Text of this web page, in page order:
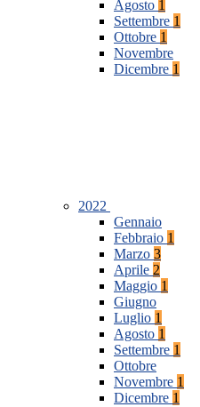
Agosto 1
Settembre 1
Ottobre 1
Novembre
Dicembre 1
2022
Gennaio
Febbraio 1
Marzo 3
Aprile 2
Maggio 1
Giugno
Luglio 1
Agosto 1
Settembre 1
Ottobre
Novembre 1
Dicembre 1